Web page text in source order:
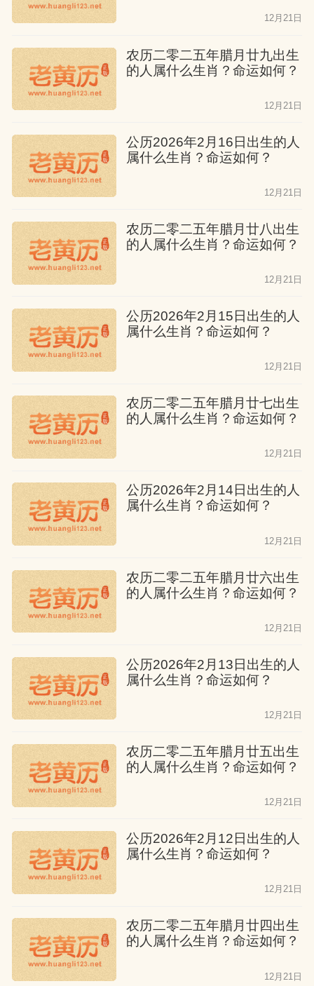
常忙碌，即使再努力也难有大的成就。直
的资金，无需担心吃穿。然而，他们周围
可能会有很多是非，财运也会有些许损
失，可能会有一些口舌之争。
他们的一生只能依靠自己。他们没有父辈
全是从零开始。在年轻时期，他们可能会
一直努力工作，他们在职场上和人际交往
中都有很好的能力，因为他们非常诚实，
助，中年之后他们的生活就会慢慢变好。
属猴人六月出生
他们的一生不需要太过忙碌，他们可以不
必担心吃穿。无论是父母还是兄弟姐妹，
他们都能得到他们的帮助。然而，他们并
得成功。这个月出生的属猴人没有太大的
理想，容易满足现状，喜欢安静的生活。
他们的一生不会有太大的起伏，生活稳
属猴人七月出生
得到父母和兄弟姐妹的帮助，他们的婚姻
生活和谐，子孙家庭也美满。尽管在事业
上没有太大的成就，但他们的生活无忧无
理想，但他们的生活非常顺利。
属猴人八月出生
他们可以享受到生活的乐趣，虽然他们不
会大富大贵，但他们有亲人的帮助。他们
聪明，正直，谦虚，他们在事业上有很多
名利双收。在家中，他们的爱人会帮助他
们，孙子也会孝顺他们。
12月21日
农历二零二五年腊月廿九出生
的人属什么生肖？命运如何？
12月21日
公历2026年2月16日出生的人
属什么生肖？命运如何？
12月21日
农历二零二五年腊月廿八出生
的人属什么生肖？命运如何？
12月21日
公历2026年2月15日出生的人
属什么生肖？命运如何？
12月21日
农历二零二五年腊月廿七出生
的人属什么生肖？命运如何？
12月21日
公历2026年2月14日出生的人
属什么生肖？命运如何？
12月21日
农历二零二五年腊月廿六出生
的人属什么生肖？命运如何？
12月21日
公历2026年2月13日出生的人
属什么生肖？命运如何？
12月21日
农历二零二五年腊月廿五出生
的人属什么生肖？命运如何？
12月21日
公历2026年2月12日出生的人
属什么生肖？命运如何？
12月21日
农历二零二五年腊月廿四出生
的人属什么生肖？命运如何？
12月21日